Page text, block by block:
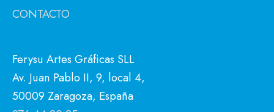
CONTACTO
Ferysu Artes Gráficas SLL
Av. Juan Pablo II, 9, local 4,
50009 Zaragoza, España